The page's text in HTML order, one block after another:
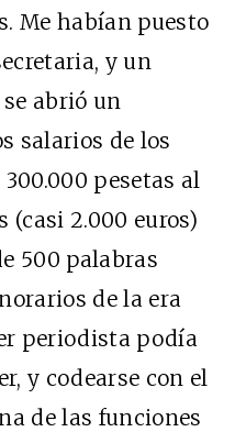
Me habían puesto
y un
abrió un
salarios de los
pesetas al
(casi 2.000 euros)
500 palabras
de la era
periodista podía
y codearse con el
de las funciones